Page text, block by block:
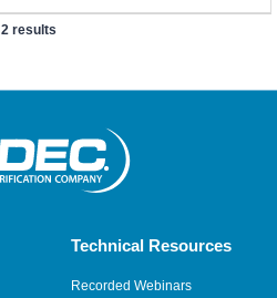
2 results
Technical Resources
Recorded Webinars